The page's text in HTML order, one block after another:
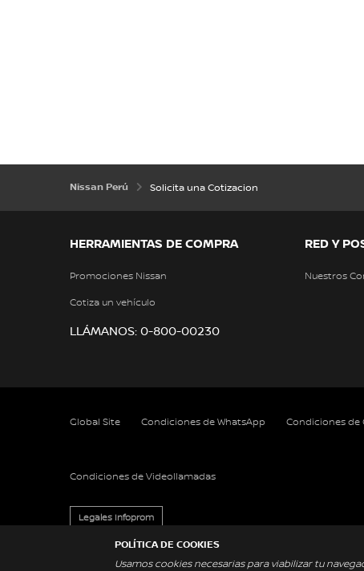
POLÍTICA DE COOKIES
Usamos cookies necesarias para viabilizar tu
Nissan Perú Solicita una Cotizacion
HERRAMIENTAS DE COMPRA
Promociones Nissan
Cotiza un vehículo
LLÁMANOS: 0-800-00230
RED Y
Nuestros
Global Site Condiciones de WhatsApp Condiciones de
Condiciones de Videollamadas
Legales Infoprom